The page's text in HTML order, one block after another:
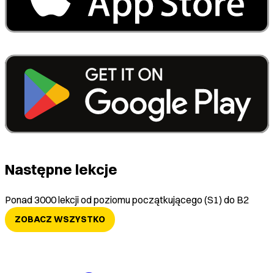
Następne lekcje
Ponad 3000 lekcji od poziomu początkującego (S1) do B2
ZOBACZ WSZYSTKO